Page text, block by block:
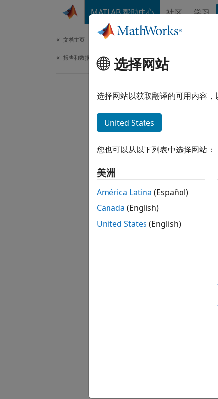
MATLAB 帮助中心 社区 学习
文档主页
报告和数据库访问 选择网站
选择网站以获取翻译的可用内容
United States
您也可以从以下列表中选择网站：
美洲
América Latina (Español)
Canada (English)
United States (English)